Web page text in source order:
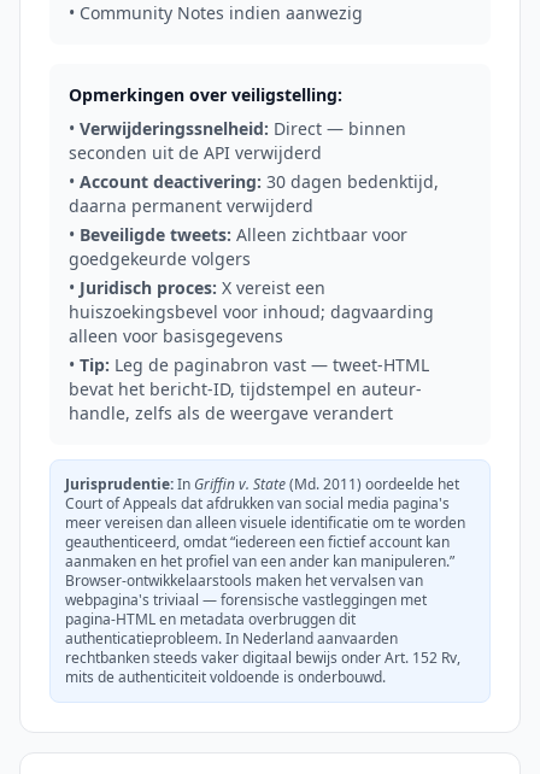
• Community Notes indien aanwezig
Opmerkingen over veiligstelling:
• Verwijderingssnelheid: Direct — binnen
seconden uit de API verwijderd
• Account deactivering: 30 dagen bedenktijd,
daarna permanent verwijderd
• Beveiligde tweets: Alleen zichtbaar voor
goedgekeurde volgers
• Juridisch proces: X vereist een
huiszoekingsbevel voor inhoud; dagvaarding
alleen voor basisgegevens
• Tip: Leg de paginabron vast — tweet-HTML
bevat het bericht-ID, tijdstempel en auteur-
handle, zelfs als de weergave verandert
Jurisprudentie:In Griffin v. State(Md. 2011) oordeelde het
Court of Appeals dat afdrukken van social media pagina's
meer vereisen dan alleen visuele identificatie om te worden
geauthenticeerd, omdat “iedereen een fictief account kan
aanmaken en het profiel van een ander kan manipuleren.”
Browser-ontwikkelaarstools maken het vervalsen van
webpagina's triviaal — forensische vastleggingen met
pagina-HTML en metadata overbruggen dit
authenticatieprobleem. In Nederland aanvaarden
rechtbanken steeds vaker digitaal bewijs onder Art. 152 Rv,
mits de authenticiteit voldoende is onderbouwd.